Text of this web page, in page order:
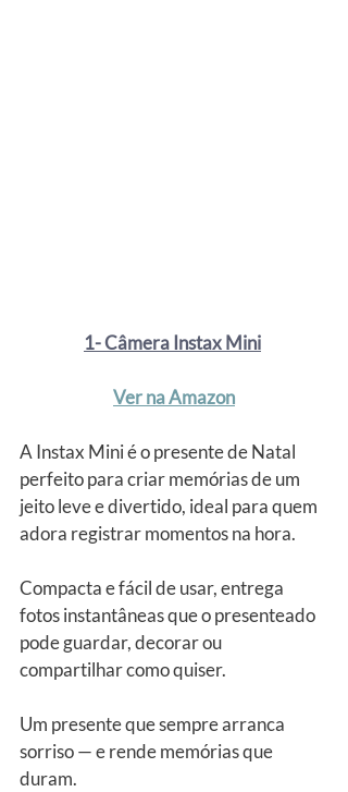
1- Câmera Instax Mini
Ver na Amazon
A Instax Mini é o presente de Natal
perfeito para criar memórias de um
jeito leve e divertido, ideal para quem
adora registrar momentos na hora.
Compacta e fácil de usar, entrega
fotos instantâneas que o presenteado
pode guardar, decorar ou
compartilhar como quiser.
Um presente que sempre arranca
sorriso — e rende memórias que
duram.